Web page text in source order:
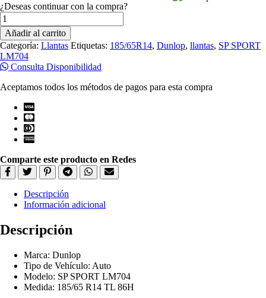
¿Deseas continuar con la compra?
Llantas
Dunlop
SP
SPORT
LM704
185/65R14
Añadir al carrito
Categoría: Llantas Etiquetas: 185/65R14, Dunlop, llantas, SP SPORT
LM704
Consulta Disponibilidad
Aceptamos todos los métodos de pagos para esta compra
Comparte este producto en Redes
Descripción
Información adicional
Descripción
Marca: Dunlop
Tipo de Vehículo: Auto
Modelo: SP SPORT LM704
Medida: 185/65 R14 TL 86H